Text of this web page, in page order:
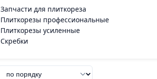
Запчасти для плиткореза
Плиткорезы профессиональные
Плиткорезы усиленные
Скребки